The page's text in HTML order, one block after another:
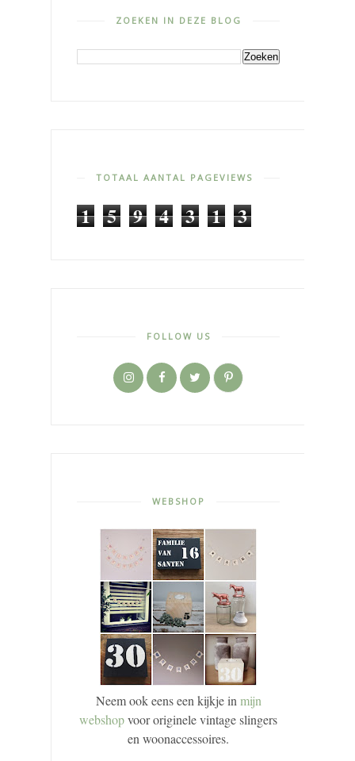
ZOEKEN IN DEZE BLOG
TOTAAL AANTAL PAGEVIEWS
1 5 9 4 3 1 3
FOLLOW US
WEBSHOP
Neem ook eens een kijkje in mijn
webshopvoor originele vintage slingers
en woonaccessoires.